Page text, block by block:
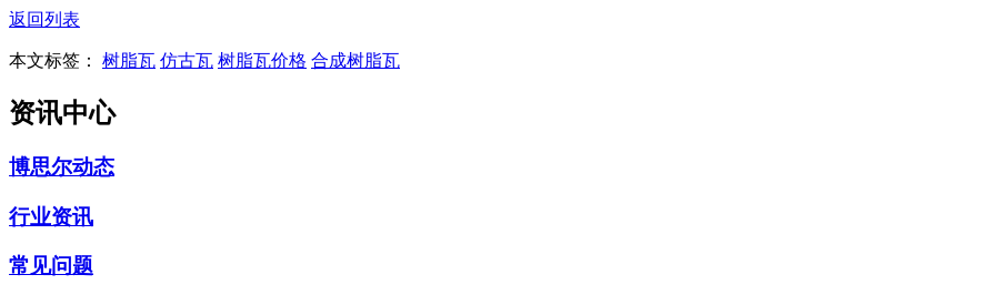
返回列表
本文标签： 树脂瓦 仿古瓦 树脂瓦价格 合成树脂瓦
资讯中心
博思尔动态
行业资讯
常见问题